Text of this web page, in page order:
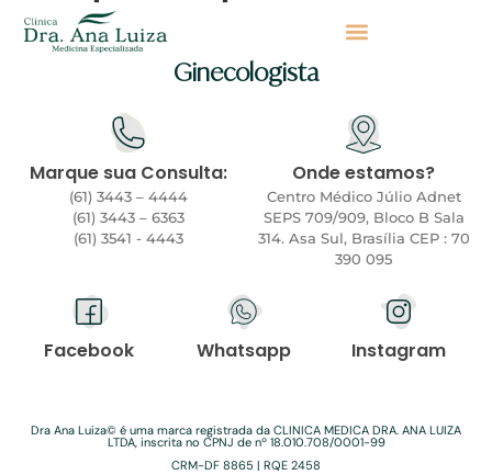
Ginecologista
Marque sua Consulta:
(61) 3443 – 4444
(61) 3443 – 6363
(61) 3541 - 4443
Onde estamos?
Centro Médico Júlio Adnet
SEPS 709/909, Bloco B Sala
314. Asa Sul, Brasília CEP : 70
390 095
Facebook Whatsapp Instagram
Dra Ana Luiza©️ é uma marca registrada da CLINICA MEDICA DRA. ANA LUIZA
LTDA, inscrita no CPNJ de nº 18.010.708/0001-99
CRM-DF 8865 | RQE 2458